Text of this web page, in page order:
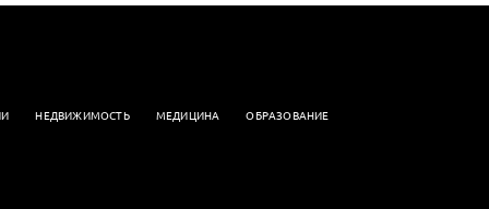
НЕДВИЖИМОСТЬ МЕДИЦИНА
ОБРАЗОВАНИЕ